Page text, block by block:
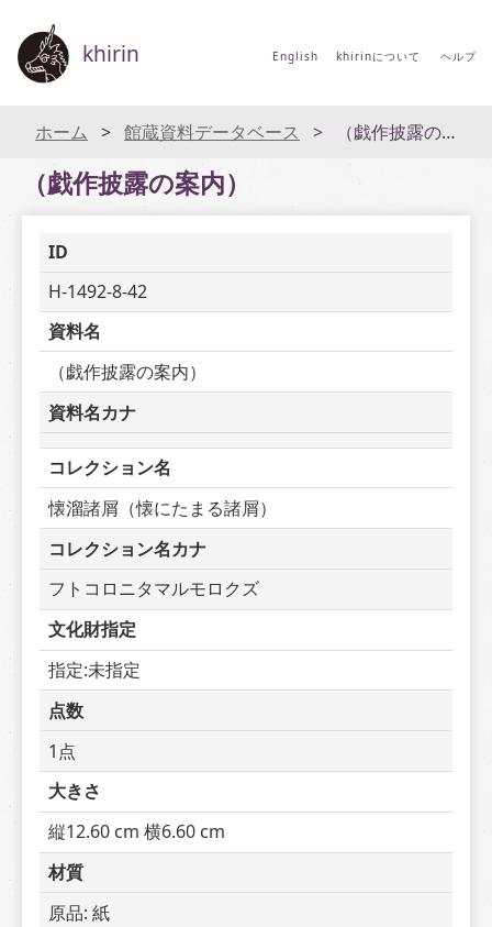
khirin English khirinについて ヘルプ
ホーム 館蔵資料データベース （戯作披露の案内）
（戯作披露の案内）
ID
H-1492-8-42
資料名
（戯作披露の案内）
資料名カナ
コレクション名
懐溜諸屑（懐にたまる諸屑）
コレクション名カナ
フトコロニタマルモロクズ
文化財指定
指定:未指定
点数
1点
大きさ
縦12.60 cm 横6.60 cm
材質
原品: 紙